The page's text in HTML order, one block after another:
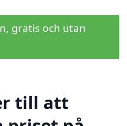
gratis och utan
till att